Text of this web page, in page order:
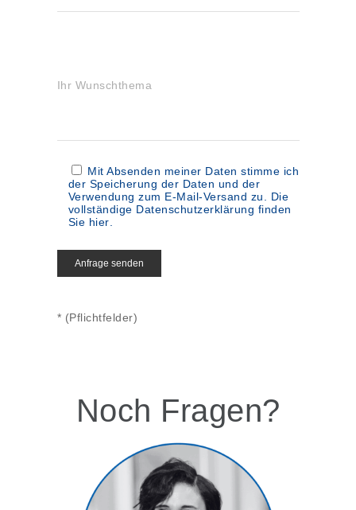
Ihr Wunschthema
Mit Absenden meiner Daten stimme ich
der Speicherung der Daten und der
Verwendung zum E-Mail-Versand zu. Die
vollständige Datenschutzerklärung finden
Sie hier
* (Pflichtfelder)
Noch Fragen?